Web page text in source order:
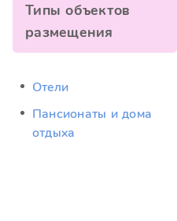
Типы объектов
размещения
Отели
Пансионаты и дома
отдыха